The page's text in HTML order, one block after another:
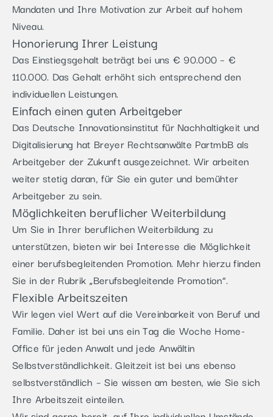
Mandaten und Ihre Motivation zur Arbeit auf hohem
Niveau.
Honorierung Ihrer Leistung
Das Einstiegsgehalt beträgt bei uns € 90.000 – €
110.000. Das Gehalt erhöht sich entsprechend den
individuellen Leistungen.
Einfach einen guten Arbeitgeber
Das Deutsche Innovationsinstitut für Nachhaltigkeit und
Digitalisierung hat Breyer Rechtsanwälte PartmbB als
Arbeitgeber der Zukunft ausgezeichnet. Wir arbeiten
weiter stetig daran, für Sie ein guter und bemühter
Arbeitgeber zu sein.
Möglichkeiten beruflicher Weiterbildung
Um Sie in Ihrer beruflichen Weiterbildung zu
unterstützen, bieten wir bei Interesse die Möglichkeit
einer berufsbegleitenden Promotion. Mehr hierzu finden
Sie in der Rubrik „Berufsbegleitende Promotion“.
Flexible Arbeitszeiten
Wir legen viel Wert auf die Vereinbarkeit von Beruf und
Familie. Daher ist bei uns ein Tag die Woche Home-
Office für jeden Anwalt und jede Anwältin
Selbstverständlichkeit. Gleitzeit ist bei uns ebenso
selbstverständlich – Sie wissen am besten, wie Sie sich
Ihre Arbeitszeit einteilen.